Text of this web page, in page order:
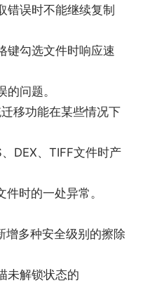
误时不能继续复制
勾选文件时响应速
问题。
移功能在某些情况下
DEX、TIFF文件时产
时的一处异常。
多种安全级别的擦除
解锁状态的